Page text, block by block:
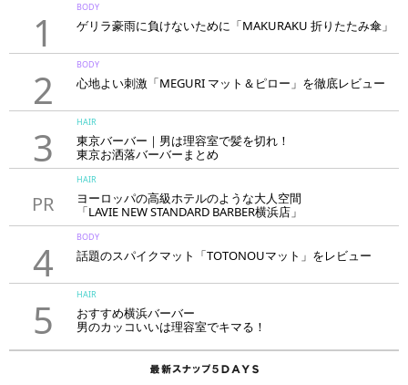
1
BODY
ゲリラ豪雨に負けないために「MAKURAKU 折りたたみ傘」
2
BODY
心地よい刺激「MEGURI マット＆ピロー」を徹底レビュー
3
HAIR
東京バーバー｜男は理容室で髪を切れ！
東京お洒落バーバーまとめ
PR
HAIR
ヨーロッパの高級ホテルのような大人空間
「LAVIE NEW STANDARD BARBER横浜店」
4
BODY
話題のスパイクマット「TOTONOUマット」をレビュー
5
HAIR
おすすめ横浜バーバー
男のカッコいいは理容室でキマる！